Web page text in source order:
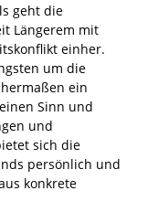
geht die
Längerem mit
einher.
um die
ein
Sinn und
und
sich die
persönlich und
konkrete